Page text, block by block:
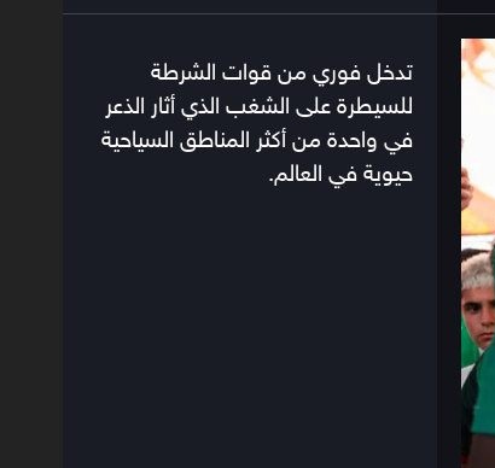
تدخل فوري من قوات الشرطة
للسيطرة على الشغب الذي أثار الذعر
في واحدة من أكثر المناطق السياحية
حيوية في العالم.